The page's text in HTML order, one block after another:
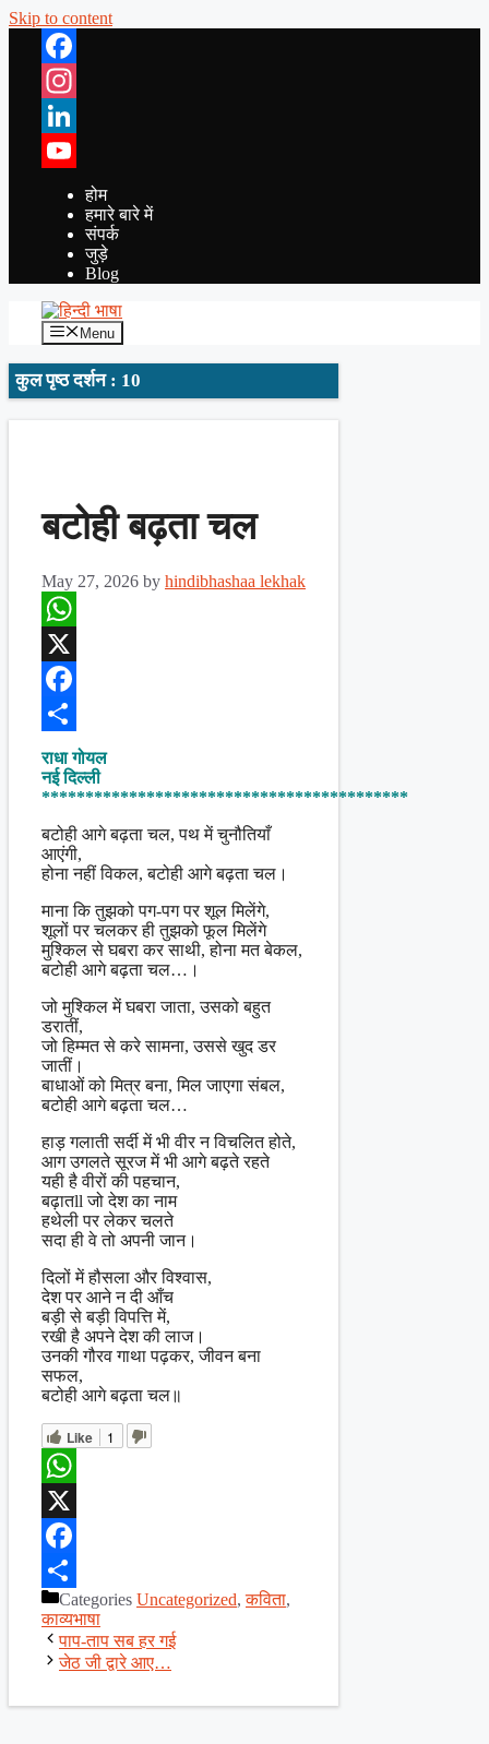
Skip to content
Facebook
Instagram
LinkedIn
YouTube
होम
हमारे बारे में
संपर्क
जुड़े
Blog
Menu
कुल पृष्ठ दर्शन : 10
बटोही बढ़ता चल
May 27, 2026 by hindibhashaa lekhak
WhatsApp
X
Facebook
Share
राधा गोयल
नई दिल्ली
******************************************
बटोही आगे बढ़ता चल, पथ में चुनौतियाँ
आएंगी,
होना नहीं विकल, बटोही आगे बढ़ता चल।
माना कि तुझको पग-पग पर शूल मिलेंगे,
शूलों पर चलकर ही तुझको फूल मिलेंगे
मुश्किल से घबरा कर साथी, होना मत बेकल,
बटोही आगे बढ़ता चल…।
जो मुश्किल में घबरा जाता, उसको बहुत
डरातीं,
जो हिम्मत से करे सामना, उससे खुद डर
जातीं।
बाधाओं को मित्र बना, मिल जाएगा संबल,
बटोही आगे बढ़ता चल…
हाड़ गलाती सर्दी में भी वीर न विचलित होते,
आग उगलते सूरज में भी आगे बढ़ते रहते
यही है वीरों की पहचान,
बढ़ातll जो देश का नाम
हथेली पर लेकर चलते
सदा ही वे तो अपनी जान।
दिलों में हौसला और विश्वास,
देश पर आने न दी आँच
बड़ी से बड़ी विपत्ति में,
रखी है अपने देश की लाज।
उनकी गौरव गाथा पढ़कर, जीवन बना
सफल,
बटोही आगे बढ़ता चल॥
Like 1
WhatsApp
X
Facebook
ShareCategories Uncategorized,कविता,
काव्यभाषा
पाप-ताप सब हर गई
जेठ जी द्वारे आए…